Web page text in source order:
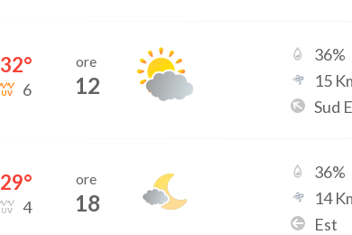
32°
6
ore
12
36%
15
Sud E
29°
4
ore
18
36%
14
Est